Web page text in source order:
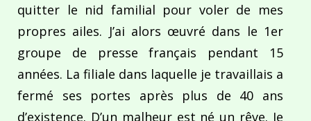
quitter le nid familial pour voler de mes
propres ailes. J’ai alors œuvré dans le 1er
groupe de presse français pendant 15
années. La filiale dans laquelle je travaillais a
fermé ses portes après plus de 40 ans
d’existence. D’un malheur est né un rêve. Je